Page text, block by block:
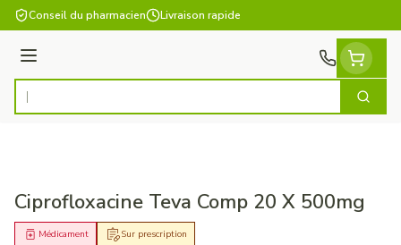
Aller au contenu
Conseil du pharmacien Livraison rapide
Menu
Rechercher
Ciprofloxacine Teva Comp 20 X 500mg
Sur prescription
Médicament